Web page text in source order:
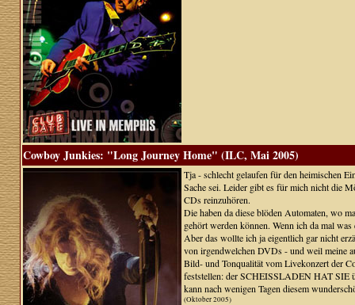
Cowboy Junkies: "Long Journey Home" (ILC, Mai 2005)
Tja - schlecht gelaufen für den heimischen
Sache sei. Leider gibt es für mich nicht die
CDs reinzuhören.
Die haben da diese blöden Automaten, wo
gehört werden können. Wenn ich da mal
Aber das wollte ich ja eigentlich gar nicht
von irgendwelchen DVDs - und weil meine
Bild- und Tonqualität vom Livekonzert der
feststellen: der SCHEISSLADEN HAT SIE
kann nach wenigen Tagen diesem
(Oktober 2005)